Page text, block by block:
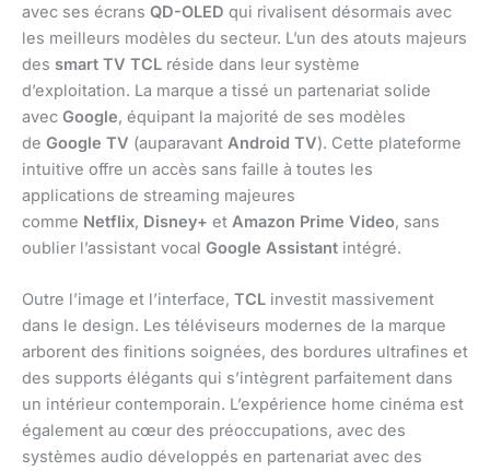
avec ses écrans QD-OLED qui rivalisent désormais avec
les meilleurs modèles du secteur. L’un des atouts majeurs
des smart TV TCL réside dans leur système
d’exploitation. La marque a tissé un partenariat solide
avec Google, équipant la majorité de ses modèles
de Google TV (auparavant Android TV). Cette plateforme
intuitive offre un accès sans faille à toutes les
applications de streaming majeures
comme Netflix, Disney+ et Amazon Prime Video, sans
oublier l’assistant vocal Google Assistant intégré.
Outre l’image et l’interface, TCL investit massivement
dans le design. Les téléviseurs modernes de la marque
arborent des finitions soignées, des bordures ultrafines et
des supports élégants qui s’intègrent parfaitement dans
un intérieur contemporain. L’expérience home cinéma est
également au cœur des préoccupations, avec des
systèmes audio développés en partenariat avec des